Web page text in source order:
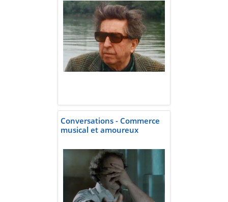
Conversations - Commerce
musical et amoureux